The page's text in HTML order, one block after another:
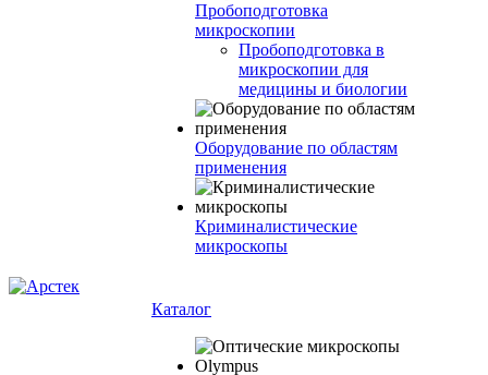
Пробоподготовка
микроскопии
Пробоподготовка в
микроскопии для
медицины и биологии
Оборудование по областям
применения
Криминалистические
микроскопы
Каталог